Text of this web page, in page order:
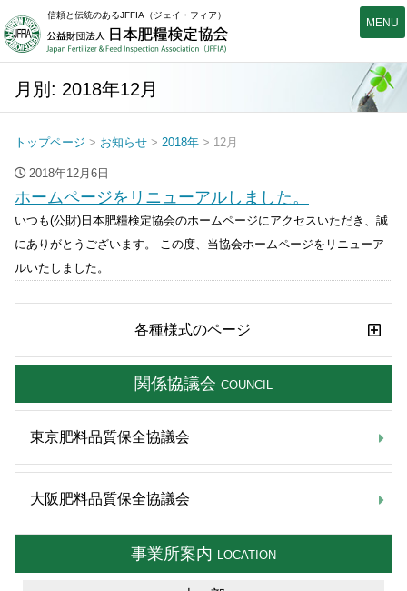
信頼と伝統のあるJFFIA（ジェイ・フィア）
公益財団法人日本肥糧検
月別: 2018年12月
トップページ > お知らせ > 2018年 > 12月
2018年12月6日
ホームページをリニューアルしました。
いつも(公財)日本肥糧検定協会のホームページにアクセスいただき、誠
にありがとうございます。 この度、当協会ホームページをリニューア
ルいたしました。
各種様式のページ
関係協議会 COUNCIL
東京肥料品質保全協議会
大阪肥料品質保全協議会
事業所案内 LOCATION